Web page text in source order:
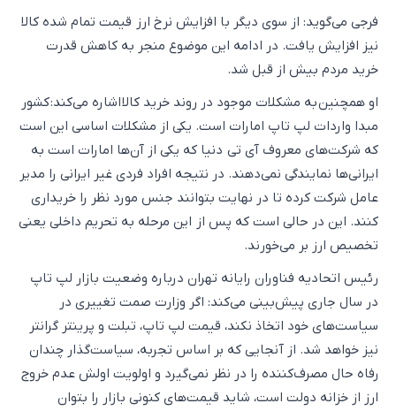
فرجی می‌گوید: از سوی دیگر با افزایش نرخ ارز قیمت تمام شده کالا
نیز افزایش یافت. در ادامه این موضوع منجر به کاهش قدرت
خرید مردم بیش از قبل شد.
او همچنین به مشکلات موجود در روند خرید کالا اشاره می‌کند: کشور
مبدا واردات لپ تاپ امارات است. یکی از مشکلات اساسی این است
که شرکت‌های معروف آی تی دنیا که یکی از آن‌ها امارات است به
ایرانی‌ها نمایندگی نمی‌دهند. در نتیجه افراد فردی غیر ایرانی را مدیر
عامل شرکت کرده تا در نهایت بتوانند جنس مورد نظر را خریداری
کنند. این در حالی است که پس از این مرحله به تحریم‌ داخلی یعنی
تخصیص ارز بر می‌خورند.
رئیس اتحادیه فناوران رایانه تهران درباره وضعیت بازار لپ تاپ
در سال جاری پیش‌بینی می‌کند: اگر وزارت صمت تغییری در
سیاست‌های خود اتخاذ نکند، قیمت لپ تاپ، تبلت و پرینتر گرانتر
نیز خواهد شد. از آنجایی که بر اساس تجربه، سیاست‌گذار چندان
رفاه حال مصرف‌کننده را در نظر نمی‌گیرد و اولویت اولش عدم خروج
ارز از خزانه دولت است، شاید قیمت‌های کنونی بازار را بتوان